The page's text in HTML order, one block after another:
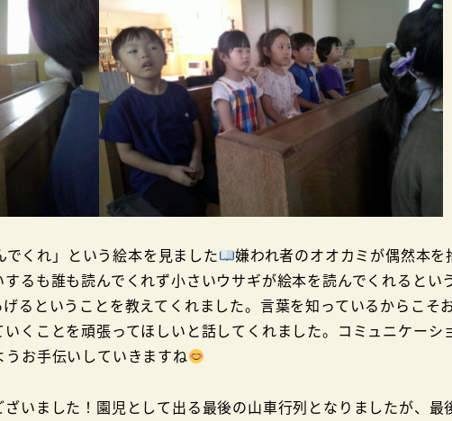
でくれ」という絵本を見ました
嫌われ者のオオカミが偶然本を
るも誰も読んでくれず小さいウサギが絵本を読んでくれるとい
るということを教えてくれました。言葉を知っているからこそ
くことを頑張ってほしいと話してくれました。コミュニケーシ
お手伝いしていきますね
いました！園児として出る最後の山車行列となりましたが、最